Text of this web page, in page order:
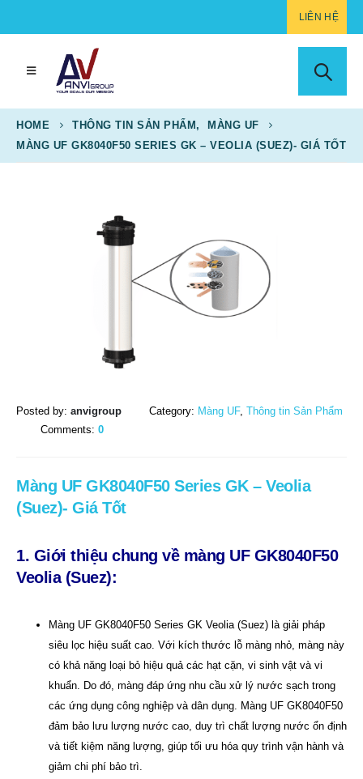
LIÊN HỆ
HOME THÔNG TIN SẢN PHẨM ,
MÀNG UF
MÀNG UF GK8040F50 SERIES GK – VEOLIA (SUEZ)- GIÁ TỐT
Posted by: anvigroup Category: Màng UF, Thông tin Sản Phẩm
Comments: 0
Màng UF GK8040F50 Series GK – Veolia
(Suez)- Giá Tốt
1. Giới thiệu chung về màng UF GK8040F50
Veolia (Suez):
Màng UF GK8040F50 Series GK Veolia (Suez) là giải pháp
siêu lọc hiệu suất cao. Với kích thước lỗ màng nhỏ, màng này
có khả năng loại bỏ hiệu quả các hạt cặn, vi sinh vật và vi
khuẩn. Do đó, màng đáp ứng nhu cầu xử lý nước sạch trong
các ứng dụng công nghiệp và dân dụng. Màng UF GK8040F50
đảm bảo lưu lượng nước cao, duy trì chất lượng nước ổn định
và tiết kiệm năng lượng, giúp tối ưu hóa quy trình vận hành và
giảm chi phí bảo trì.